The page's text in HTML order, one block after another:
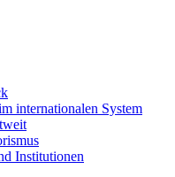
internationalen System
Institutionen